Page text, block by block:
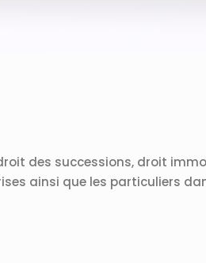
des successions, droit
ainsi que les particuliers